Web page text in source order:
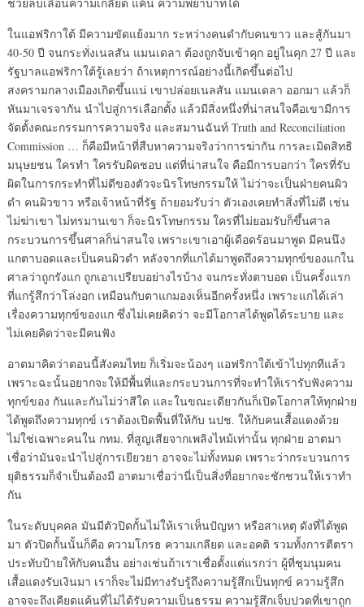
ในแอฟริกาใต้ มีความขัดแย้งมาก ระหว่างคนดำกับคนขาว และสู้กันมา
40-50 ปี จนกระทั่งเนลสัน แมนเดลา ต้องถูกจับเข้าคุก อยู่ในคุก 27 ปี และ
รัฐบาลแอฟริกาใต้รู้เลยว่า ถ้าเหตุการณ์อย่างนี้เกิดขึ้นต่อไป
สงครามกลางเมืองเกิดขึ้นแน่ เขาปล่อยเนลสัน แมนเดลา ออกมา แล้วก็
หันมาเจรจากัน นำไปสู่การเลือกตั้ง แล้วมีสิ่งหนึ่งที่น่าสนใจคือเขามีการ
จัดตั้งคณะกรรมการความจริง และสมานฉันท์ Truth and Reconciliation
Commission … ก็คือมีหน้าที่สืบหาความจริงว่าการฆ่ากัน การละเมิดสิทธิ
มนุษยชน ใครทำ ใครรับผิดชอบ แต่ที่น่าสนใจ คือมีการบอกว่า ใครที่รับ
ผิดในการกระทำที่ไม่ดีของตัวจะนิรโทษกรรมให้ ไม่ว่าจะเป็นฝ่ายคนผิว
ดำ คนผิวขาว หรือเจ้าหน้าที่รัฐ ถ้ายอมรับว่า ตัวเองเคยทำสิ่งที่ไม่ดี เช่น
ไม่ฆ่าเขา ไม่ทรมานเขา ก็จะนิรโทษกรรม ใครที่ไม่ยอมรับก็ขึ้นศาล
กระบวนการขึ้นศาลก็น่าสนใจ เพราะเขาเอาผู้เดือดร้อนมาพูด มีคนนึง
แกตาบอดและเป็นคนผิวดำ หลังจากที่แกได้มาพูดถึงความทุกข์ของแกใน
ศาลว่าถูกรังแก ถูกเอาเปรียบอย่างไรบ้าง จนกระทั่งตาบอด เป็นครั้งแรก
ที่แกรู้สึกว่าโล่งอก เหมือนกับตาแกมองเห็นอีกครั้งหนึ่ง เพราะแกได้เล่า
เรื่องความทุกข์ของแก ซึ่งไม่เคยคิดว่า จะมีโอกาสได้พูดได้ระบาย และ
ไม่เคยคิดว่าจะมีคนฟัง
อาตมาคิดว่าตอนนี้สังคมไทย ก็เริ่มจะน้องๆ แอฟริกาใต้เข้าไปทุกทีแล้ว
เพราะฉะนั้นอยากจะให้มีพื้นที่และกระบวนการที่จะทำให้เรารับฟังความ
ทุกข์ของ กันและกันไม่ว่าสีใด และในขณะเดียวกันก็เปิดโอกาสให้ทุกฝ่าย
ได้พูดถึงความทุกข์ เราต้องเปิดพื้นที่ให้กับ นปช. ให้กับคนเสื้อแดงด้วย
ไม่ใช่เฉพาะคนใน กทม. ที่สูญเสียจากเพลิงไหม้เท่านั้น ทุกฝ่าย อาตมา
เชื่อว่ามันจะนำไปสู่การเยียวยา อาจจะไม่ทั้งหมด เพราะว่ากระบวนการ
ยุติธรรมก็จำเป็นต้องมี อาตมาเชื่อว่านี่เป็นสิ่งที่อยากจะชักชวนให้เราทำ
กัน
ในระดับบุคคล มันมีตัวปิดกั้นไม่ให้เราเห็นปัญหา หรือสาเหตุ ดังที่ได้พูด
มา ตัวปิดกั้นนั้นก็คือ ความโกรธ ความเกลียด และอคติ รวมทั้งการตีตรา
ประทับป้ายให้กับคนอื่น อย่างเช่นถ้าเราเชื่อตั้งแต่แรกว่า ผู้ที่ชุมนุมคน
เสื้อแดงรับเงินมา เราก็จะไม่มีทางรับรู้ถึงความรู้สึกเป็นทุกข์ ความรู้สึก
อาจจะถึงเคียดแค้นที่ไม่ได้รับความเป็นธรรม ความรู้สึกเจ็บปวดที่เขาถูก